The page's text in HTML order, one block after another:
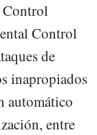
Control
Control
de
inapropiados
automático
entre